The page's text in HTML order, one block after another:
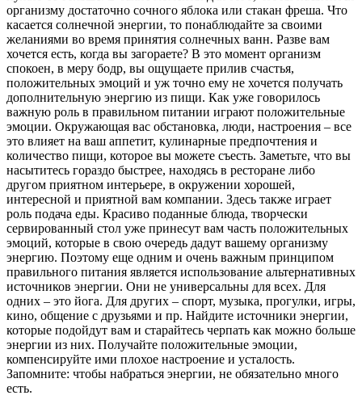
организму достаточно сочного яблока или стакан фреша. Что
касается солнечной энергии, то понаблюдайте за своими
желаниями во время принятия солнечных ванн. Разве вам
хочется есть, когда вы загораете? В это момент организм
спокоен, в меру бодр, вы ощущаете прилив счастья,
положительных эмоций и уж точно ему не хочется получать
дополнительную энергию из пищи. Как уже говорилось
важную роль в правильном питании играют положительные
эмоции. Окружающая вас обстановка, люди, настроения – все
это влияет на ваш аппетит, кулинарные предпочтения и
количество пищи, которое вы можете съесть. Заметьте, что вы
насытитесь гораздо быстрее, находясь в ресторане либо
другом приятном интерьере, в окружении хорошей,
интересной и приятной вам компании. Здесь также играет
роль подача еды. Красиво поданные блюда, творчески
сервированный стол уже принесут вам часть положительных
эмоций, которые в свою очередь дадут вашему организму
энергию. Поэтому еще одним и очень важным принципом
правильного питания является использование альтернативных
источников энергии. Они не универсальны для всех. Для
одних – это йога. Для других – спорт, музыка, прогулки, игры,
кино, общение с друзьями и пр. Найдите источники энергии,
которые подойдут вам и старайтесь черпать как можно больше
энергии из них. Получайте положительные эмоции,
компенсируйте ими плохое настроение и усталость.
Запомните: чтобы набраться энергии, не обязательно много
есть.